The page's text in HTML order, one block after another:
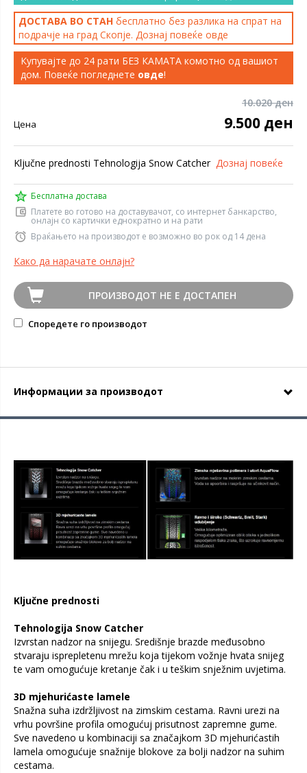
ДОСТАВА ВО СТАН бесплатно без разлика на спрат на
подрачје на град Скопје. Дознај повеќе овде
Купувајте до 24 рати БЕЗ КАМАТА комотно од вашиот
дом. Повеќе погледнете овде!
10.020 ден
Цена 9.500 ден
Ključne prednosti Tehnologija Snow Catcher Дознај повеќе
Бесплатна достава
Платете во готово на доставувачот, со интернет банкарство,
онлајн со картички еднократно и на рати
Враќањето на производот е возможно во рок од 14 дена
Како да нарачате онлајн?
ПРОИЗВОДОТ НЕ Е ДОСТАПЕН
Споредете го производот
Информации за производот
Ključne prednosti
Tehnologija Snow Catcher
Izvrstan nadzor na snijegu. Središnje brazde međusobno
stvaraju isprepletenu mrežu koja tijekom vožnje hvata snijeg
te vam omogućuje kretanje čak i u teškim snježnim uvjetima.
3D mjehurićaste lamele
Snažna suha izdržljivost na zimskim cestama. Ravni urezi na
vrhu površine profila omogućuj prisutnost zapremne gume.
Sve navedeno u kombinaciji sa značajkom 3D mjehurićastih
lamela omogućuje snažnije blokove za bolji nadzor na suhim
cestama.